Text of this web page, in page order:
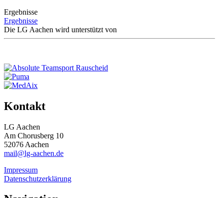
Ergebnisse
Ergebnisse
Die LG Aachen wird unterstützt von
Kontakt
LG Aachen
Am Chorusberg 10
52076 Aachen
mail@lg-aachen.de
Impressum
Datenschutzerklärung